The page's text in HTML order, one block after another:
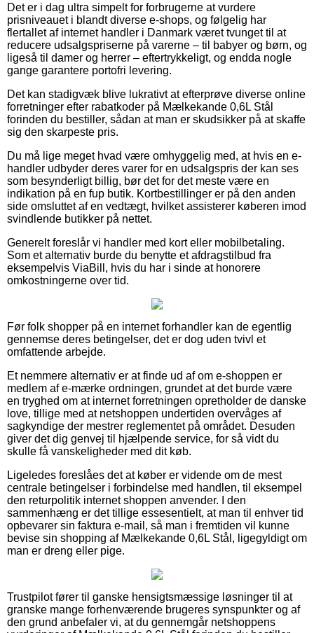
Det er i dag ultra simpelt for forbrugerne at vurdere
prisniveauet i blandt diverse e-shops, og følgelig har
flertallet af internet handler i Danmark været tvunget til at
reducere udsalgspriserne på varerne – til babyer og børn, og
ligeså til damer og herrer – eftertrykkeligt, og endda nogle
gange garantere portofri levering.
Det kan stadigvæk blive lukrativt at efterprøve diverse online
forretninger efter rabatkoder på Mælkekande 0,6L Stål
forinden du bestiller, sådan at man er skudsikker på at skaffe
sig den skarpeste pris.
Du må lige meget hvad være omhyggelig med, at hvis en e-
handler udbyder deres varer for en udsalgspris der kan ses
som besynderligt billig, bør det for det meste være en
indikation på en fup butik. Kortbestillinger er på den anden
side omsluttet af en vedtægt, hvilket assisterer køberen imod
svindlende butikker på nettet.
Generelt foreslår vi handler med kort eller mobilbetaling.
Som et alternativ burde du benytte et afdragstilbud fra
eksempelvis ViaBill, hvis du har i sinde at honorere
omkostningerne over tid.
Før folk shopper på en internet forhandler kan de egentlig
gennemse deres betingelser, det er dog uden tvivl et
omfattende arbejde.
Et nemmere alternativ er at finde ud af om e-shoppen er
medlem af e-mærke ordningen, grundet at det burde være
en tryghed om at internet forretningen opretholder de danske
love, tillige med at netshoppen undertiden overvåges af
sagkyndige der mestrer reglementet på området. Desuden
giver det dig genvej til hjælpende service, for så vidt du
skulle få vanskeligheder med dit køb.
Ligeledes foreslåes det at køber er vidende om de mest
centrale betingelser i forbindelse med handlen, til eksempel
den returpolitik internet shoppen anvender. I den
sammenhæng er det tillige essesentielt, at man til enhver tid
opbevarer sin faktura e-mail, så man i fremtiden vil kunne
bevise sin shopping af Mælkekande 0,6L Stål, ligegyldigt om
man er dreng eller pige.
Trustpilot fører til ganske hensigtsmæssige løsninger til at
granske mange forhenværende brugeres synspunkter og af
den grund anbefaler vi, at du gennemgår netshoppens